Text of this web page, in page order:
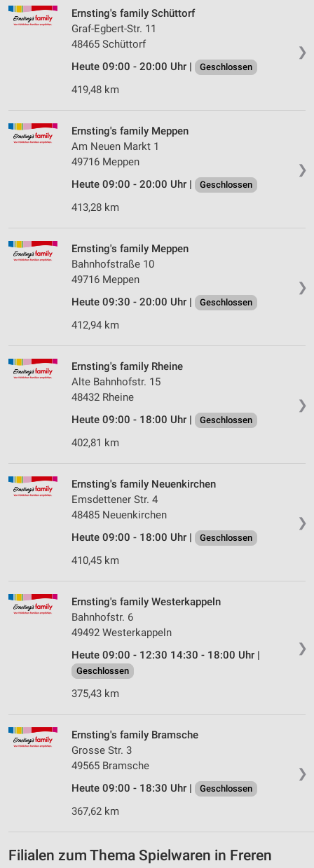
❯
Ernsting's family Schüttorf
Graf-Egbert-Str. 11
48465 Schüttorf
Heute 09:00 - 20:00 Uhr |
Geschlossen
419,48 km
❯
Ernsting's family Meppen
Am Neuen Markt 1
49716 Meppen
Heute 09:00 - 20:00 Uhr |
Geschlossen
413,28 km
❯
Ernsting's family Meppen
Bahnhofstraße 10
49716 Meppen
Heute 09:30 - 20:00 Uhr |
Geschlossen
412,94 km
❯
Ernsting's family Rheine
Alte Bahnhofstr. 15
48432 Rheine
Heute 09:00 - 18:00 Uhr |
Geschlossen
402,81 km
❯
Ernsting's family Neuenkirchen
Emsdettener Str. 4
48485 Neuenkirchen
Heute 09:00 - 18:00 Uhr |
Geschlossen
410,45 km
❯
Ernsting's family Westerkappeln
Bahnhofstr. 6
49492 Westerkappeln
Heute 09:00 - 12:30 14:30 - 18:00 Uhr |
Geschlossen
375,43 km
❯
Ernsting's family Bramsche
Grosse Str. 3
49565 Bramsche
Heute 09:00 - 18:30 Uhr |
Geschlossen
367,62 km
Filialen zum Thema Spielwaren in Freren